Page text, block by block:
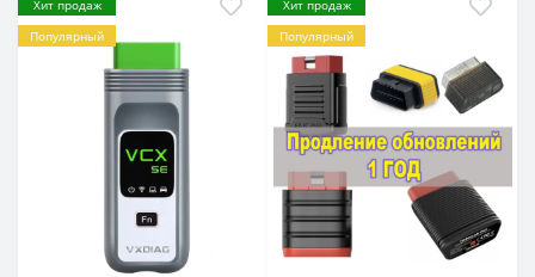
Хит продаж
Популярный
Хит продаж
Популярный